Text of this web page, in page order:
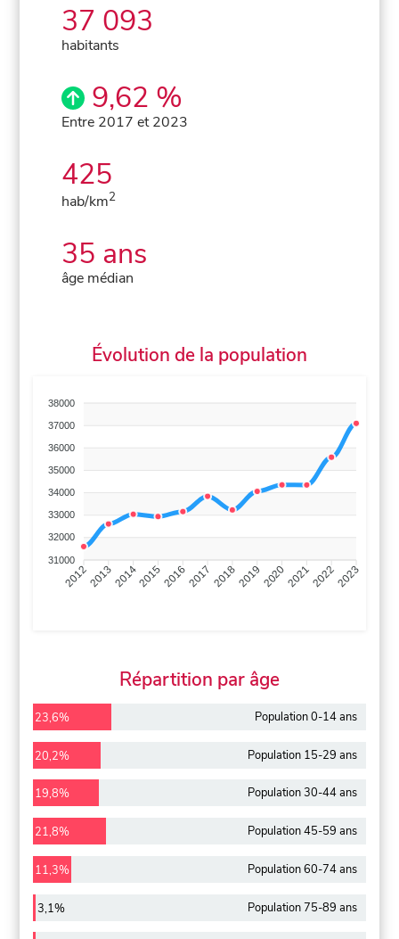
37 093
habitants
9,62 %
Entre 2017 et 2023
425
hab/km2
35 ans
âge médian
Évolution de la population
38000
37000
36000
35000
34000
33000
32000
31000
201220132014201520162017 201820192020202120222023
Répartition par âge
23,6% Population 0-14 ans
20,2% Population 15-29 ans
19,8% Population 30-44 ans
21,8% Population 45-59 ans
11,3% Population 60-74 ans
3,1% Population 75-89 ans